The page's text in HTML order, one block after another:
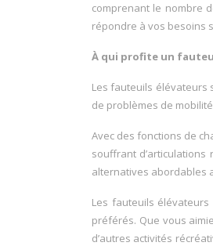
comprenant le nombre
répondre à vos besoins
À qui profite un
Les fauteuils élévateurs
de problèmes de
Avec des fonctions de
souffrant
alternatives abordables
Les fauteuils
préférés. Que vous
d’autres activités